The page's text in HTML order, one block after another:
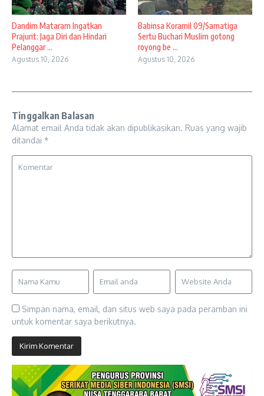
Dandim Mataram Ingatkan
Prajurit: Jaga Diri dan Hindari
Pelanggar ...
Agustus 10, 2026
Babinsa Koramil 09/Samatiga
Sertu Buchari Muslim gotong
royong be ...
Agustus 10, 2026
Tinggalkan Balasan
Alamat email Anda tidak akan dipublikasikan. Ruas yang wajib
ditandai *
Simpan nama, email, dan situs web saya pada peramban ini
untuk komentar saya berikutnya.